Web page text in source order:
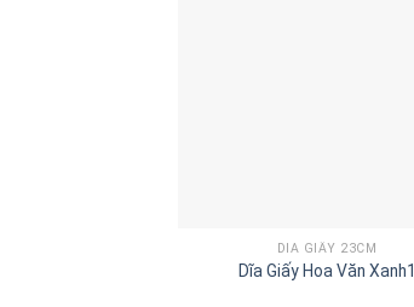
DĨA GIẤY 23CM
Dĩa Giấy Hoa Văn Xanh1